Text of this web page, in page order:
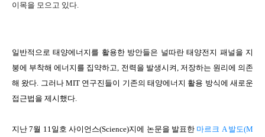
이목을 모으고 있다.
일반적으로 태양에너지를 활용한 방안들은 널따란 태양전지 패널을 지
붕에 부착해 에너지를 집약하고, 전력을 발생시켜, 저장하는 원리에 의존
해 왔다. 그러나 MIT 연구진들이 기존의 태양에너지 활용 방식에 새로운
접근법을 제시했다.
지난 7월 11일호 사이언스(Science)지에 논문을 발표한 마르크 A 발도(M